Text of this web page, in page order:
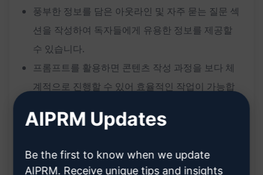
풍부한 정보를 담은 아웃라인 및 자주 묻는 질문 섹
션을 작성하여 독자들에게 유용한 정보를 제공할
수 있습니다.
프롬프트를 활용하면 콘텐츠 작성 과정을 보다 체
계적으로 진행할 수 있어 효율적인 작업이 가능합
고품질 콘텐츠 작성을 위한 아웃라인 제공
AIPRM Updates
Be the first to know when we update
AIPRM. Receive unique tips and insights